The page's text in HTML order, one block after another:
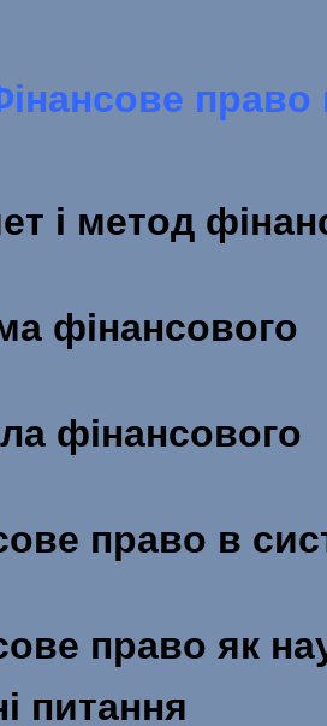
право
і метод
фінансового
фінансового
право в